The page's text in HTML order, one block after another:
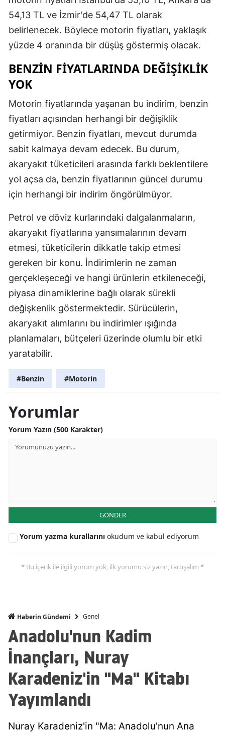
54,13 TL ve İzmir'de 54,47 TL olarak
belirlenecek. Böylece motorin fiyatları, yaklaşık
yüzde 4 oranında bir düşüş göstermiş olacak.
BENZIN FIYATLARINDA DEĞIŞIKLIK
YOK
Motorin fiyatlarında yaşanan bu indirim, benzin
fiyatları açısından herhangi bir değişiklik
getirmiyor. Benzin fiyatları, mevcut durumda
sabit kalmaya devam edecek. Bu durum,
akaryakıt tüketicileri arasında farklı beklentilere
yol açsa da, benzin fiyatlarının güncel durumu
için herhangi bir indirim öngörülmüyor.
Petrol ve döviz kurlarındaki dalgalanmaların,
akaryakıt fiyatlarına yansımalarının devam
etmesi, tüketicilerin dikkatle takip etmesi
gereken bir konu. İndirimlerin ne zaman
gerçekleşeceği ve hangi ürünlerin etkileneceği,
piyasa dinamiklerine bağlı olarak sürekli
değişkenlik göstermektedir. Sürücülerin,
akaryakıt alımlarını bu indirimler ışığında
planlamaları, bütçeleri üzerinde olumlu bir etki
yaratabilir.
#Benzin #Motorin
Yorumlar
Yorum Yazın (500 Karakter)
GÖNDER
Yorum yazma kurallarını okudum ve kabul ediyorum
* Bu içerik ile ilgili yorum yok, ilk yorumu siz yazın, tartışalım *
Haberin Gündemi Genel
Anadolu'nun Kadim
İnançları, Nuray
Karadeniz'in "Ma" Kitabı
Yayımlandı
Nuray Karadeniz'in "Ma: Anadolu’nun Ana